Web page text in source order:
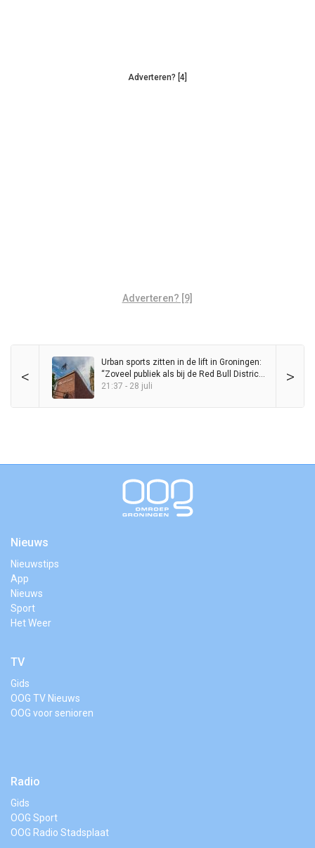
Adverteren? [4]
Adverteren? [9]
< >
Urban sports zitten in de lift in Groningen:
“Zoveel publiek als bij de Red Bull District
Ride heb ik nog nooit op de Grote Markt
21:37 - 28 juli
Nieuws
Nieuwstips
App
Nieuws
Sport
Het Weer
TV
Gids
OOG TV Nieuws
OOG voor senioren
Radio
Gids
OOG Sport
OOG Radio Stadsplaat